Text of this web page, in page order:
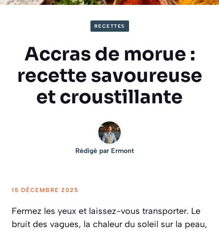
RECETTES
Accras de morue :
recette savoureuse
et croustillante
Rédigé par Ermont
15 DÉCEMBRE 2025
Fermez les yeux et laissez-vous transporter. Le
bruit des vagues, la chaleur du soleil sur la peau,